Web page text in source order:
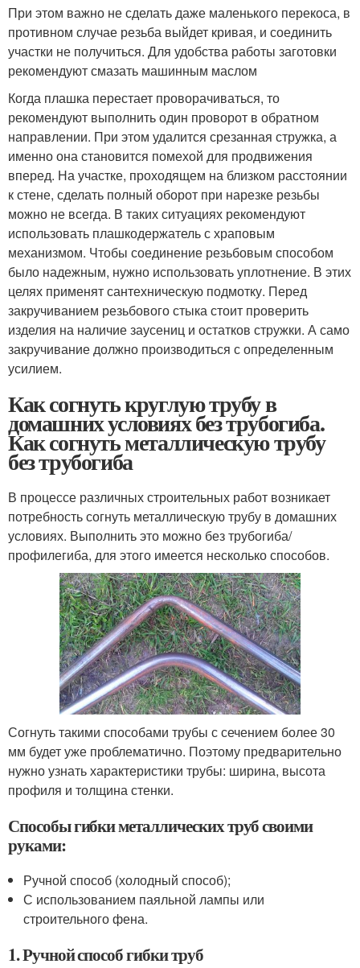
При этом важно не сделать даже маленького перекоса, в
противном случае резьба выйдет кривая, и соединить
участки не получиться. Для удобства работы заготовки
рекомендуют смазать машинным маслом
Когда плашка перестает проворачиваться, то
рекомендуют выполнить один проворот в обратном
направлении. При этом удалится срезанная стружка, а
именно она становится помехой для продвижения
вперед. На участке, проходящем на близком расстоянии
к стене, сделать полный оборот при нарезке резьбы
можно не всегда. В таких ситуациях рекомендуют
использовать плашкодержатель с храповым
механизмом. Чтобы соединение резьбовым способом
было надежным, нужно использовать уплотнение. В этих
целях применят сантехническую подмотку. Перед
закручиванием резьбового стыка стоит проверить
изделия на наличие заусениц и остатков стружки. А само
закручивание должно производиться с определенным
усилием.
Как согнуть круглую трубу в
домашних условиях без трубогиба.
Как согнуть металлическую трубу
без трубогиба
В процессе различных строительных работ возникает
потребность согнуть металлическую трубу в домашних
условиях. Выполнить это можно без трубогиба/
профилегиба, для этого имеется несколько способов.
Согнуть такими способами трубы с сечением более 30
мм будет уже проблематично. Поэтому предварительно
нужно узнать характеристики трубы: ширина, высота
профиля и толщина стенки.
Способы гибки металлических труб своими
руками:
Ручной способ (холодный способ);
С использованием паяльной лампы или
строительного фена.
1. Ручной способ гибки труб